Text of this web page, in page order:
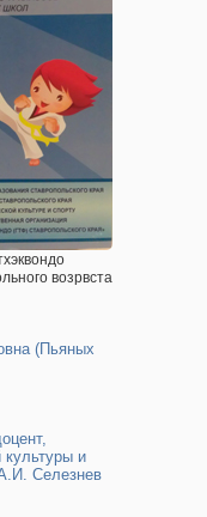
возрвста
(Пьяных
и
Селезнев